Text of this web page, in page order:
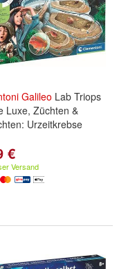
Galileo Lab Triops
Luxe, Züchten &
Urzeitkrebse
€
Versand